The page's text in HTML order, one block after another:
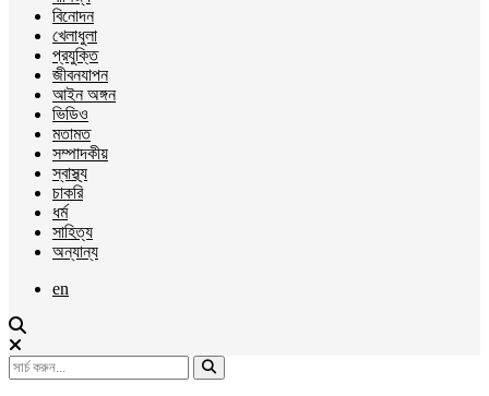
বিনোদন
খেলাধুলা
প্রযুক্তি
জীবনযাপন
আইন অঙ্গন
ভিডিও
মতামত
সম্পাদকীয়
স্বাস্থ্য
চাকরি
ধর্ম
সাহিত্য
অন্যান্য
en